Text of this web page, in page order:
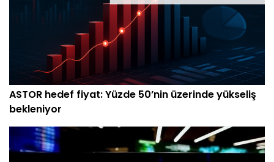
ASTOR hedef fiyat: Yüzde 50’nin üzerinde yükseliş
bekleniyor